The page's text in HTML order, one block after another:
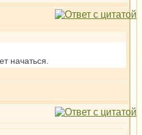
начаться.